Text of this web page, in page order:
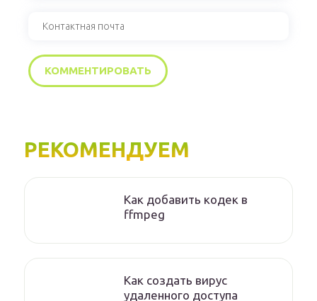
РЕКОМЕНДУЕМ
Как добавить кодек в
ffmpeg
Как создать вирус
удаленного доступа